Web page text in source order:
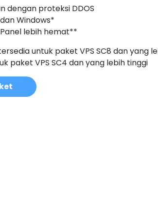
dengan proteksi DDOS
Windows*
lebih hemat**
untuk paket VPS SC8 dan yang
paket VPS SC4 dan yang lebih tinggi